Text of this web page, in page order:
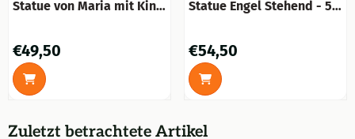
Statue von Maria mit Kind
Preis: 49,50
€49,50
Statue Engel Stehend - 50
Preis: 54,50
€54,50
Zuletzt betrachtete Artikel